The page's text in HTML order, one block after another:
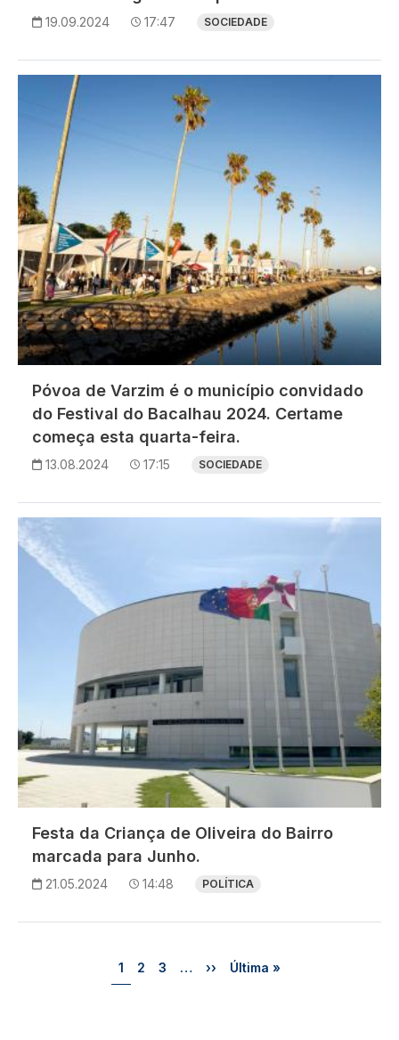
19.09.2024 17:47 SOCIEDADE
Imagem
Póvoa de Varzim é o município convidado
do Festival do Bacalhau 2024. Certame
começa esta quarta-feira.
13.08.2024 17:15 SOCIEDADE
Imagem
Festa da Criança de Oliveira do Bairro
marcada para Junho.
21.05.2024 14:48 POLÍTICA
Página
1 Página
2 Página
3 … Próxima página
›› Última página
Última »